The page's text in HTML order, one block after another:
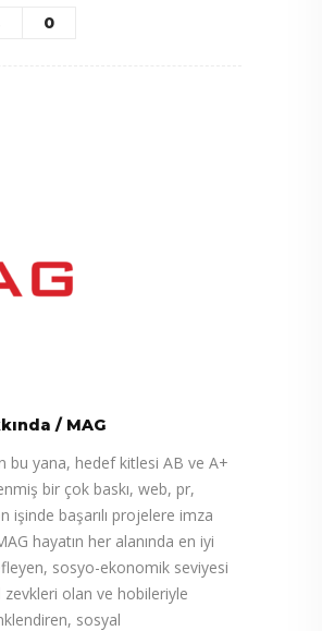
0
/ MAG
bu yana, hedef kitlesi AB ve A+
bir çok baskı, web, pr,
işinde başarılı projelere imza
hayatın her alanında en iyi
sosyo-ekonomik seviyesi
olan ve hobileriyle
sosyal